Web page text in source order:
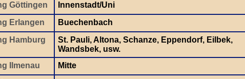
Göttingen
Innenstadt/Uni
Erlangen
Buechenbach
Hamburg
St. Pauli, Altona, Schanze, Eppendorf, Eilbek,
Wandsbek, usw.
Ilmenau Mitte